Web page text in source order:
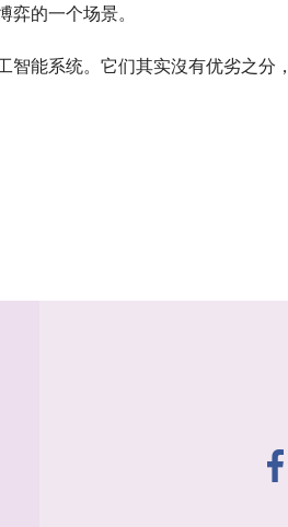
的一个场景。
能系统。它们其实沒有优劣之